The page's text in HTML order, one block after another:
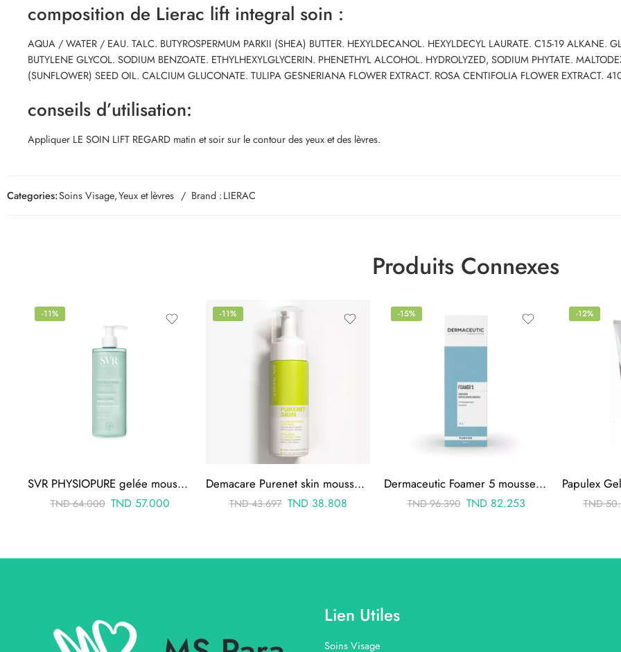
composition de Lierac lift integral soin :
AQUA / WATER / EAU. TALC. BUTYROSPERMUM PARKII (SHEA) BUTTER. HEXYLDECANOL. HEXYLDECYL LAURATE. C15-19 ALKANE.
BUTYLENE GLYCOL. SODIUM BENZOATE. ETHYLHEXYLGLYCERIN. PHENETHYL ALCOHOL. HYDROLYZED, SODIUM PHYTATE.
(SUNFLOWER) SEED OIL. CALCIUM GLUCONATE. TULIPA GESNERIANA FLOWER EXTRACT. ROSA CENTIFOLIA FLOWER EXTRACT.
conseils d’utilisation:
Appliquer LE SOIN LIFT REGARD matin et soir sur le contour des yeux et des lèvres.
Categories:Soins Visage,Yeux et lèvres Brand :LIERAC
Produits Connexes
-11%
SVR PHYSIOPURE gelée moussante 400ML
TND64.000 TND57.000
-11%
Demacare Purenet skin mousse 150ml
TND43.697 TND38.808
-15%
Dermaceutic Foamer 5 mousse exfoliante 100ml
TND96.390 TND82.253
-12%
TND
Lien Utiles
Soins Visage